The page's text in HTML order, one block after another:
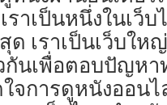
ราเป็นหนึ่งในเว็
เราเป็นเว็บใ
กันเพื่อตอบปัญห
จการดูหนังออน